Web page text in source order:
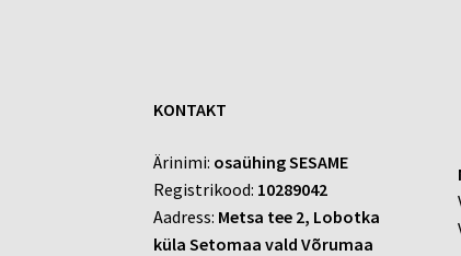
KONTAKT
Ärinimi: osaühing SESAME
Registrikood: 10289042
Aadress: Metsa tee 2, Lobotka
küla Setomaa vald Võrumaa